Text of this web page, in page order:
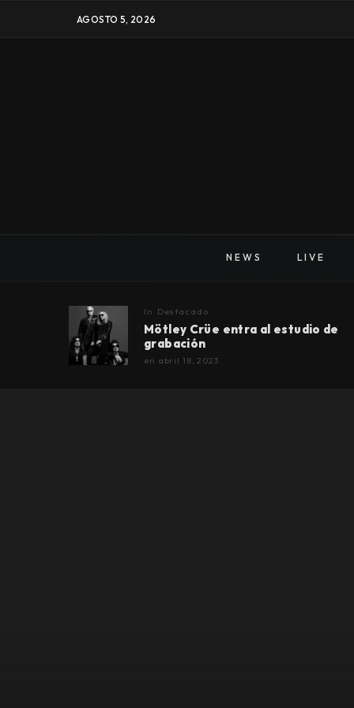
AGOSTO 5, 2026
NEWS LIVE
In Destacado
Mötley Crüe entra al estudio de
grabación
en abril 18, 2023